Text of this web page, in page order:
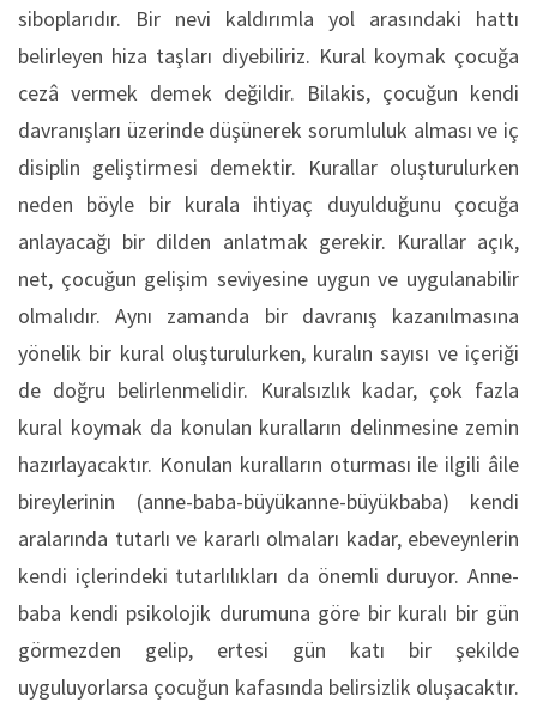
siboplarıdır. Bir nevi kaldırımla yol arasındaki hattı
belirleyen hiza taşları diyebiliriz. Kural koymak çocuğa
cezâ vermek demek değildir. Bilakis, çocuğun kendi
davranışları üzerinde düşünerek sorumluluk alması ve iç
disiplin geliştirmesi demektir. Kurallar oluşturulurken
neden böyle bir kurala ihtiyaç duyulduğunu çocuğa
anlayacağı bir dilden anlatmak gerekir. Kurallar açık,
net, çocuğun gelişim seviyesine uygun ve uygulanabilir
olmalıdır. Aynı zamanda bir davranış kazanılmasına
yönelik bir kural oluşturulurken, kuralın sayısı ve içeriği
de doğru belirlenmelidir. Kuralsızlık kadar, çok fazla
kural koymak da konulan kuralların delinmesine zemin
hazırlayacaktır. Konulan kuralların oturması ile ilgili âile
bireylerinin (anne-baba-büyükanne-büyükbaba) kendi
aralarında tutarlı ve kararlı olmaları kadar, ebeveynlerin
kendi içlerindeki tutarlılıkları da önemli duruyor. Anne-
baba kendi psikolojik durumuna göre bir kuralı bir gün
görmezden gelip, ertesi gün katı bir şekilde
uyguluyorlarsa çocuğun kafasında belirsizlik oluşacaktır.